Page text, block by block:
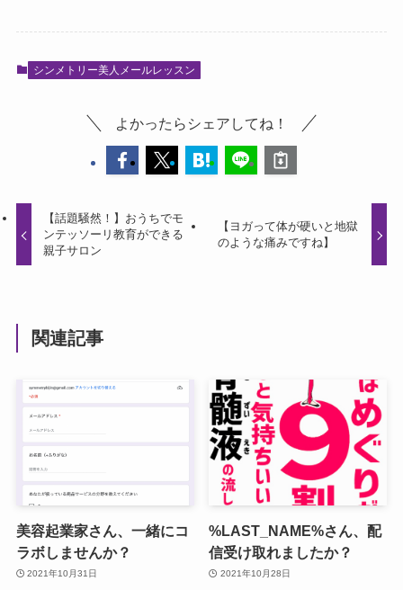
シンメトリー美人メールレッスン
よかったらシェアしてね！
【話題騒然！】おうちでモ
ンテッソーリ教育ができる
親子サロン
【ヨガって体が硬いと地獄
のような痛みですね】
関連記事
美容起業家さん、一緒にコ
ラボしませんか？
2021年10月31日
%LAST_NAME%さん、配
信受け取れましたか？
2021年10月28日